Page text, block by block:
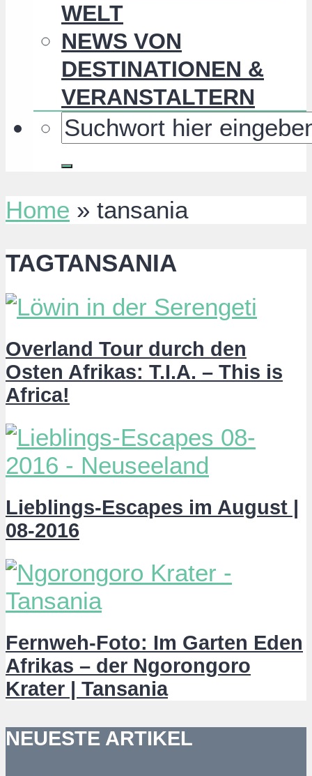
WELT
NEWS VON
DESTINATIONEN &
VERANSTALTERN
Home » tansania
TAGTANSANIA
Overland Tour durch den
Osten Afrikas: T.I.A. – This is
Africa!
Lieblings-Escapes im August |
08-2016
Fernweh-Foto: Im Garten Eden
Afrikas – der Ngorongoro
Krater | Tansania
NEUESTE ARTIKEL